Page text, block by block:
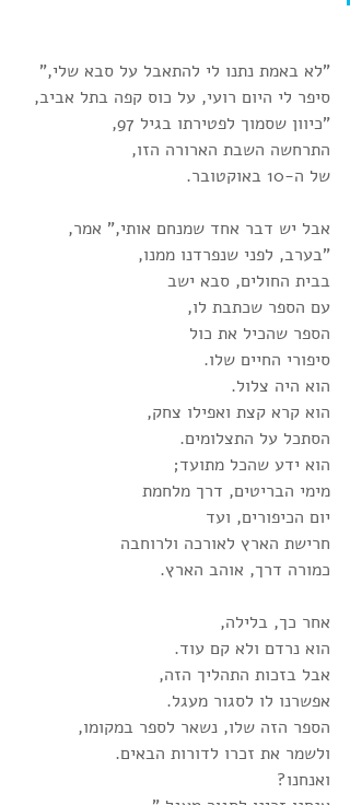
"לא באמת נתנו לי להתאבל על סבא שלי,"
סיפר לי היום רועי, על כוס קפה בתל אביב,
"כיוון שסמוך לפטירתו בגיל 97,
התרחשה השבת הארורה הזו,
של ה-10 באוקטובר.
אבל יש דבר אחד שמנחם אותי," אמר,
"בערב, לפני שנפרדנו ממנו,
בבית החולים, סבא ישב
עם הספר שכתבת לו,
הספר שהכיל את כול
סיפורי החיים שלו.
הוא היה צלול.
הוא קרא קצת ואפילו צחק,
הסתכל על התצלומים.
הוא ידע שהכל מתועד;
מימי הבריטים, דרך מלחמת
יום הכיפורים, ועד
חרישת הארץ לאורכה ולרוחבה
כמורה דרך, אוהב הארץ.
אחר כך, בלילה,
הוא נרדם ולא קם עוד.
אבל בזכות התהליך הזה,
אפשרנו לו לסגור מעגל.
הספר הזה שלו, נשאר לספר במקומו,
ולשמר את זכרו לדורות הבאים.
ואנחנו?